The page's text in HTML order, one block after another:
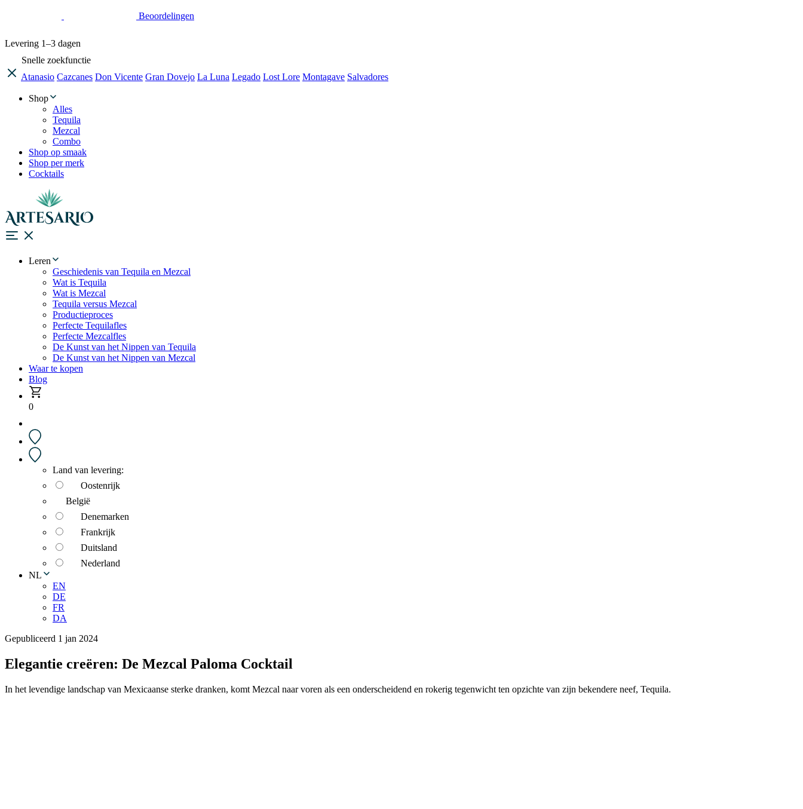
Beoordelingen
Levering 1–3 dagen
Snelle zoekfunctie
Atanasio Cazcanes Don Vicente Gran Dovejo La Luna Legado Lost Lore Montagave Salvadores
Shop
Alles
Tequila
Mezcal
Combo
Shop op smaak
Shop per merk
Cocktails
Leren
Geschiedenis van Tequila en Mezcal
Wat is Tequila
Wat is Mezcal
Tequila versus Mezcal
Productieproces
Perfecte Tequilafles
Perfecte Mezcalfles
De Kunst van het Nippen van Tequila
De Kunst van het Nippen van Mezcal
Waar te kopen
Blog
0
Land van levering:
Oostenrijk
België
Denemarken
Frankrijk
Duitsland
Nederland
NL
EN
DE
FR
DA
Gepubliceerd 1 jan 2024
Elegantie creëren: De Mezcal Paloma Cocktail
In het levendige landschap van Mexicaanse sterke dranken, komt Mezcal naar voren als een onderscheidend en rokerig tegenwicht ten opzichte van zijn bekendere neef, Tequila.